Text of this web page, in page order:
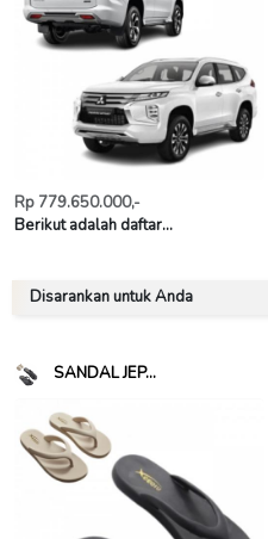
Rp 779.650.000,-
Berikut adalah daftar...
Disarankan untuk Anda
SANDAL JEP...